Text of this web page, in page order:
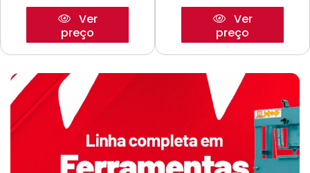
Ver
preço
Ver
preço